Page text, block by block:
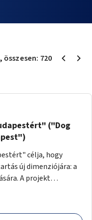
, összesen: 720
("Dog
célja, hogy
új dimenziójára: a
A projekt
a tiszta,